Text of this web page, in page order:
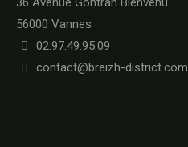
56000 Vannes
02.97.49.95.09
contact@breizh-district.com